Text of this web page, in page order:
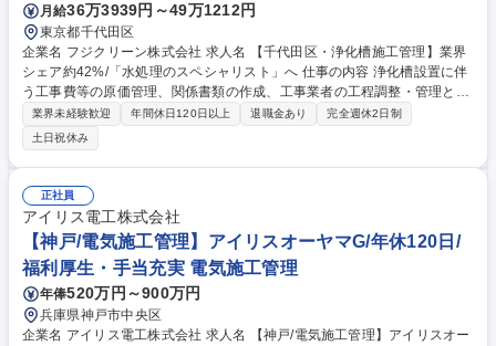
月給36万3939円～49万1212円
東京都千代田区
企業名 フジクリーン株式会社 求人名 【千代田区・浄化槽施工管理】業界
シェア約42%/「水処理のスペシャリスト」へ 仕事の内容 浄化槽設置に伴
う工事費等の原価管理、関係書類の作成、工事業者の工程調整・管理とい
った施工管理業務全般をお任せします。業界首位の環境で、水処理の専門
スキルを磨けます。 ■協力業者の工程調整・安全管理・品質管理 ■工事に
関係する書類作成および行政への提出業務 ■2DCADを用いた図面の確
認・修正 ■顧客や協力業者との打ち合わせ・現場立会い ■資材の手配およ
び原価管理 入社後は半年間の同行研修でノウハウを習得。2～3年後には
リーダーとして後輩指導を担うなど、着実なステップアップが可能です。
※建物への改変業務はありません 募集職種 【千代田区・浄化槽施工管
理】業界シェア約42%/「水処理のスペシャリスト」へ
業界未経験歓迎 年間休日120日以上 退職金あり
完全週休2日制
土日祝休み
正社員
アイリス電工株式会社
【神戸/電気施工管理】アイリスオーヤマG/年休120日/
福利厚生・手当充実 電気施工管理
年俸520万円～900万円
兵庫県神戸市中央区
企業名 アイリス電工株式会社 求人名 【神戸/電気施工管理】アイリスオー